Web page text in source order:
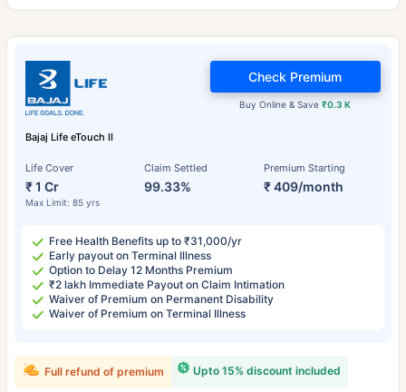
Bajaj Life eTouch II
Life Cover
₹ 1 Cr
Max Limit: 85 yrs
Claim Settled
99.33%
Premium Starting
₹ 409/month
Buy Online & Save₹0.3 K
Check Premium
Free Health Benefits up to ₹31,000/yr
Early payout on Terminal Illness
Option to Delay 12 Months Premium
₹2 lakh Immediate Payout on Claim Intimation
Waiver of Premium on Permanent Disability
Waiver of Premium on Terminal Illness
Upto 15% discount included
Full refund of premium